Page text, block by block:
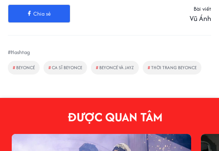
Chia sẻ
Bài viết
Vũ Ánh
#Hashtag
# BEYONCÉ #CA SĨ BEYONCE # BEYONCÉ VÀ JAYZ #THỜI TRANG BEYONCE
ĐƯỢC QUAN TÂM